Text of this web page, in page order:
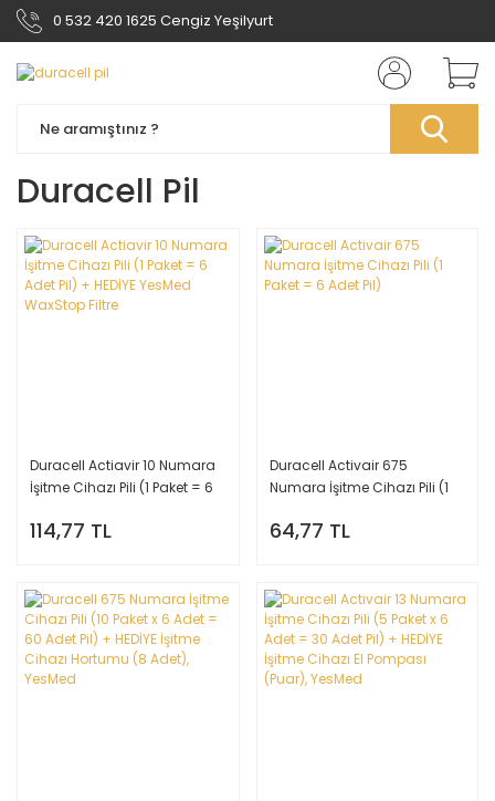
0 532 420 1625 Cengiz Yeşilyurt
Duracell Pil
Duracell Actiavir 10 Numara
İşitme Cihazı Pili (1 Paket = 6
WaxStop Filtre
114,77 TL
Duracell Activair 675
Numara İşitme Cihazı Pili (1
64,77 TL